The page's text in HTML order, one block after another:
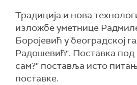
Традиција и нова
изложбе уметнице
Боројевић у београдској
Радошевић". Поставка
сам?" поставља исто
поставке.